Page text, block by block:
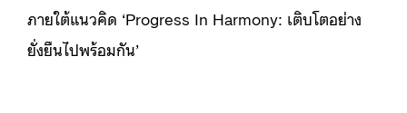
ภายใต้แนวคิด ‘Progress In Harmony: เติบโตอย่าง
ยั่งยืนไปพร้อมกัน’